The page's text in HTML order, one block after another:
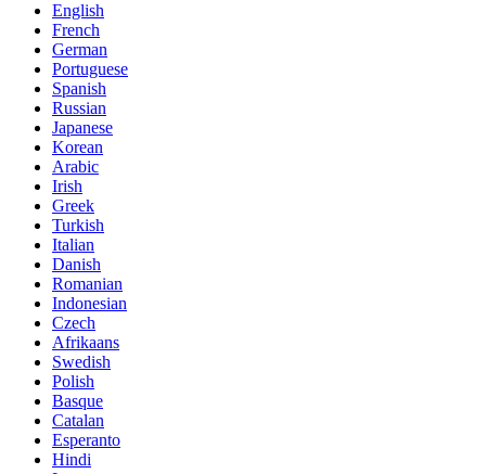
English
French
German
Portuguese
Spanish
Russian
Japanese
Korean
Arabic
Irish
Greek
Turkish
Italian
Danish
Romanian
Indonesian
Czech
Afrikaans
Swedish
Polish
Basque
Catalan
Esperanto
Hindi